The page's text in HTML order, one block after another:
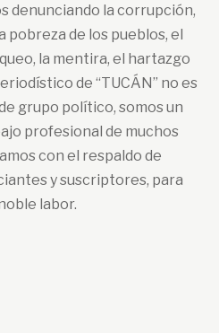
denunciando la corrupción,
pobreza de los pueblos, el
la mentira, el hartazgo
de “TUCÁN” no es
grupo político, somos un
profesional de muchos
con el respaldo de
y suscriptores, para
labor.